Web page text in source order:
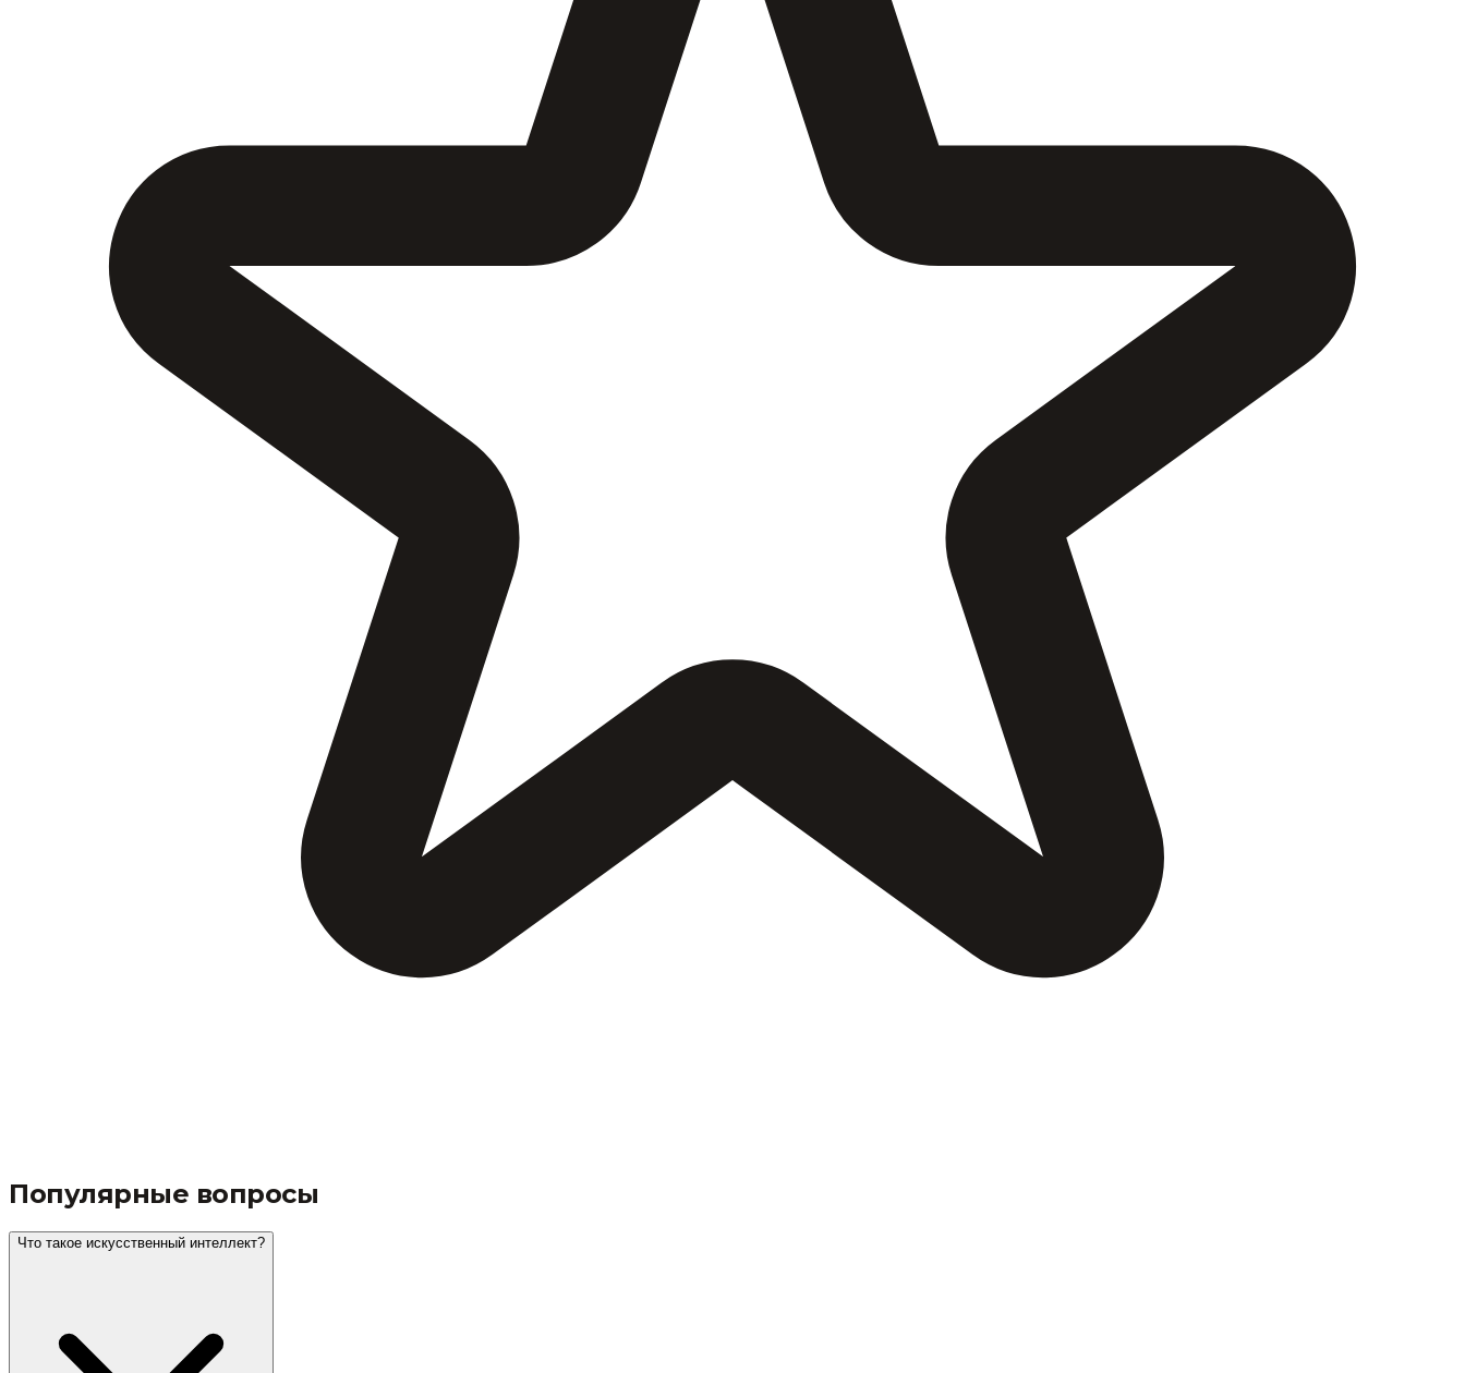
Популярные вопросы
Что такое искусственный интеллект?